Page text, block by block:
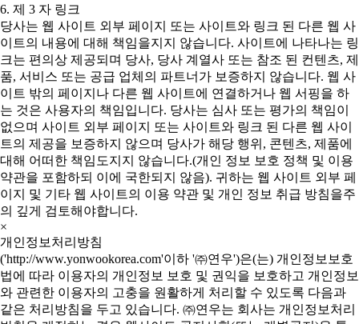
6. 제 3 자 링크
당사는 웹 사이트 외부 페이지 또는 사이트와 링크 된 다른 웹 사
이트의 내용에 대해 책임을지지 않습니다. 사이트에 나타나는 링
크는 편의상 제공되며 당사, 당사 계열사 또는 참조 된 컨텐츠, 제
품, 서비스 또는 공급 업체의 파트너가 보증하지 않습니다. 웹 사
이트 밖의 페이지나 다른 웹 사이트에 연결하거나 웹 서핑을 하
는 것은 사용자의 책임입니다. 당사는 심사 또는 평가의 책임이
없으며 사이트 외부 페이지 또는 사이트와 링크 된 다른 웹 사이
트의 제공을 보증하지 않으며 당사가 해당 행위, 콘텐츠, 제품에
대해 어떠한 책임도지지 않습니다.(개인 정보 보호 정책 및 이용
약관을 포함하되 이에 국한되지 않음). 귀하는 웹 사이트 외부 페
이지 및 기타 웹 사이트의 이용 약관 및 개인 정보 취급 방침을주
의 깊게 검토해야합니다.
×
개인정보처리방침
('http://www.yonwookorea.com'이하 '㈜연우')은(는) 개인정보보호
법에 따라 이용자의 개인정보 보호 및 권익을 보호하고 개인정보
와 관련한 이용자의 고충을 원활하게 처리할 수 있도록 다음과
같은 처리방침을 두고 있습니다. ㈜연우는 회사는 개인정보처리